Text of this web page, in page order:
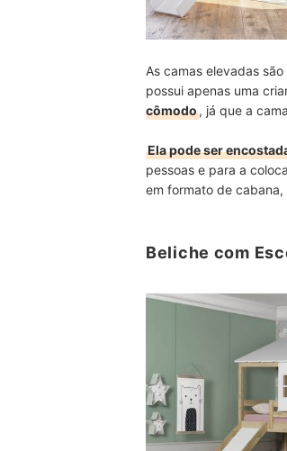
As camas elevadas
possui apenas uma
cômodo, já que a
Ela pode ser
pessoas e para a
em formato de
Beliche com